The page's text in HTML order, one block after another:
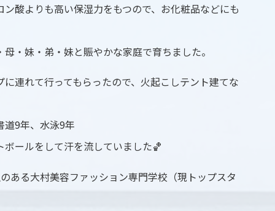
酸よりも高い保湿力をもつので、お化粧品などにも
・妹・弟・妹と賑やかな家庭で育ちました。
連れて行ってもらったので、火起こしテント建てな
道9年、水泳9年
ールをして汗を流していました🏀
ある大村美容ファッション専門学校（現トップスタ